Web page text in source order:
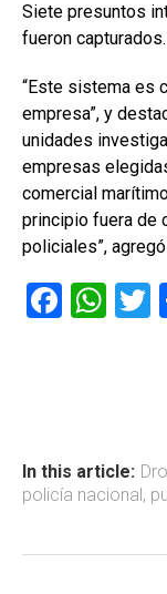
Siete presuntos
fueron capturados.
“Este sistema es
empresa”, y
unidades
empresas
comercial
principio fuera de
policiales”,
F
ok
W
p
p
In this article:
policía nacional ,